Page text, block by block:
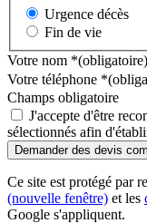
Urgence décès
Fin de vie
Votre nom *(obligatoire)
Votre téléphone *
Champs obligatoire
J'accepte d'être
sélectionnés afin
Ce site est protégé par
(nouvelle fenêtre) et les
Google s'appliquent.